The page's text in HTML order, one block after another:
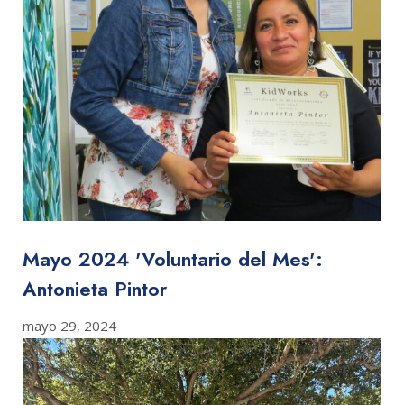
Mayo 2024 'Voluntario del Mes':
Antonieta Pintor
mayo 29, 2024